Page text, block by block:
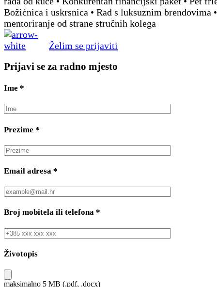
Božićnica i uskrsnica • Rad s luksuznim brendovima
mentoriranje od strane stručnih kolega
Želim se prijaviti
Prijavi se za radno mjesto
Ime *
Prezime *
Email adresa *
Broj mobitela ili telefona *
Životopis
maksimalno 5 MB (.pdf, .docx)